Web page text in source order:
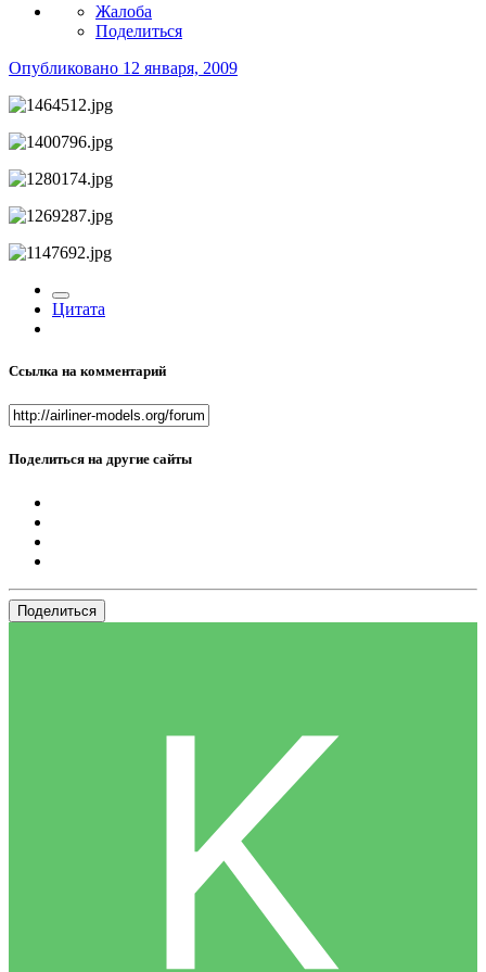
Жалоба
Поделиться
Опубликовано 12 января, 2009
Цитата
Ссылка на комментарий
Поделиться на другие сайты
Поделиться